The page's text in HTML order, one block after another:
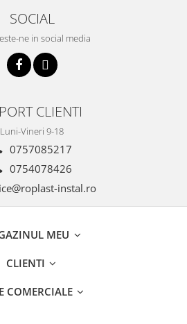
SOCIAL
ne in social media
CLIENTI
Luni-Vineri 9-18
0757085217
0754078426
instal.ro
MEU
CLIENTI
COMERCIALE